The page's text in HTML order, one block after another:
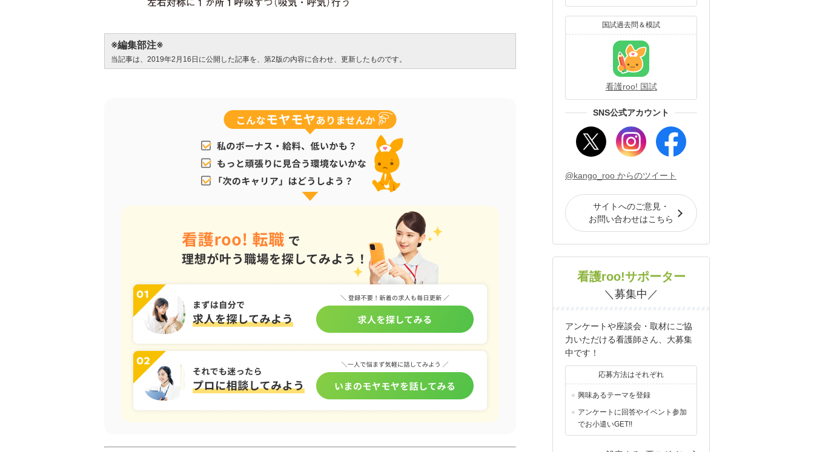
※編集部注※
当記事は、2019年2月16日に公開した記事を、第2版の内容に合わせ、更新したものです。
国試過去問＆模試
看護roo! 国試
SNS公式アカウント
@kango_roo からのツイート
サイトへのご意見・
お問い合わせはこちら
看護roo!サポーター
＼募集中／
アンケートや座談会・取材にご協
力いただける看護師さん、大募集
中です！
応募方法はそれぞれ
興味あるテーマを登録
アンケートに回答やイベント参加
でお小遣いGET!!